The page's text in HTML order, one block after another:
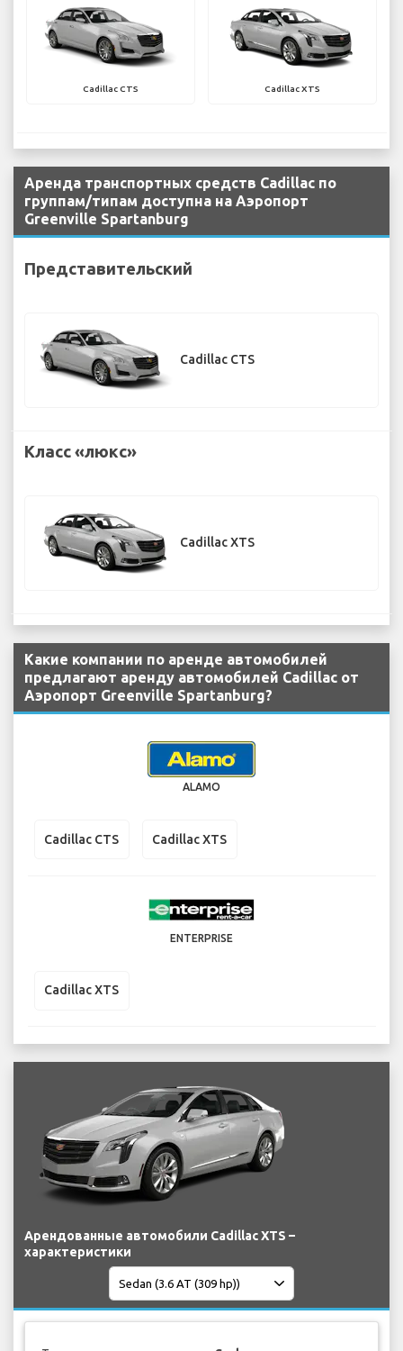
Cadillac CTS Cadillac XTS
Аренда транспортных средств Cadillac по
группам/типам доступна на Аэропорт
Greenville Spartanburg
Представительский
Cadillac CTS
Класс «люкс»
Cadillac XTS
Какие компании по аренде автомобилей
предлагают аренду автомобилей Cadillac от
Аэропорт Greenville Spartanburg?
ALAMO
Cadillac CTS Cadillac XTS
ENTERPRISE
Cadillac XTS
Арендованные автомобили Cadillac XTS –
характеристики